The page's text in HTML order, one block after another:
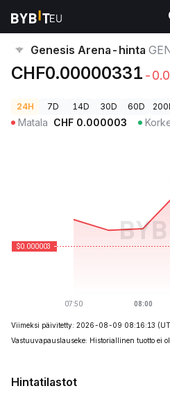
Kryptohinnat Genesis Arena-hinta
Genesis Arena-hinta
CHF0.00000331 -
24H 7D 14D 30D 60D
Matala CHF 0.000003
Viimeksi päivitetty: 2026-08-09 08:16:13
Vastuuvapauslauseke: Historiallinen tuotto ei
Hintatilastot